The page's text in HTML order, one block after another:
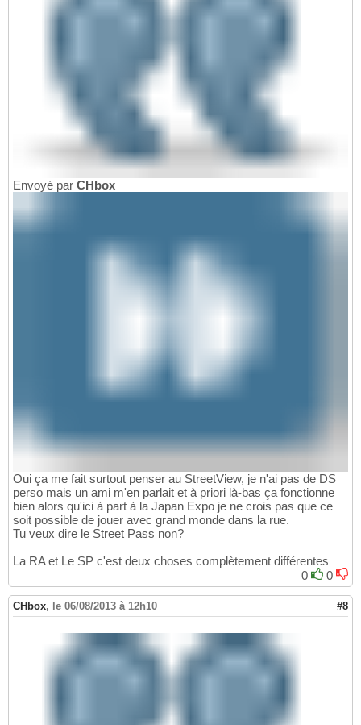
Envoyé par CHbox
Oui ça me fait surtout penser au StreetView, je n'ai pas de DS
perso mais un ami m'en parlait et à priori là-bas ça fonctionne
bien alors qu'ici à part à la Japan Expo je ne crois pas que ce
soit possible de jouer avec grand monde dans la rue.
Tu veux dire le Street Pass non?
La RA et Le SP c'est deux choses complètement différentes
0
0
CHbox, le 06/08/2013 à 12h10 #8